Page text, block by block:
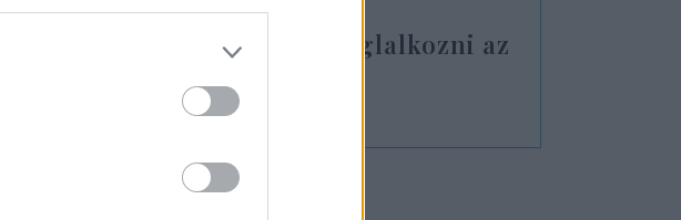
ikon szerint nem kell foglalkozni az